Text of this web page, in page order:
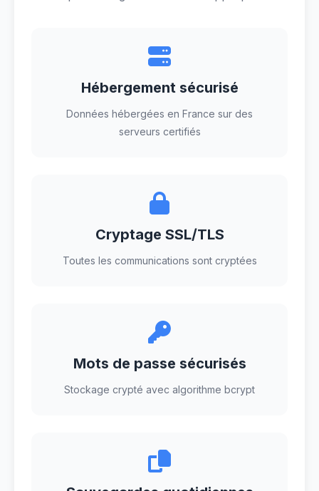
Hébergement sécurisé
Données hébergées en France sur des
serveurs certifiés
Cryptage SSL/TLS
Toutes les communications sont cryptées
Mots de passe sécurisés
Stockage crypté avec algorithme bcrypt